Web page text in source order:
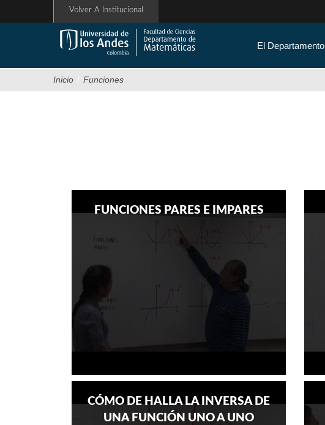
Volver A Institucional
El Departamento
Inicio / Funciones
FUNCIONES PARES E IMPARES
CÓMO DE HALLA LA INVERSA DE
UNA FUNCIÓN UNO A UNO